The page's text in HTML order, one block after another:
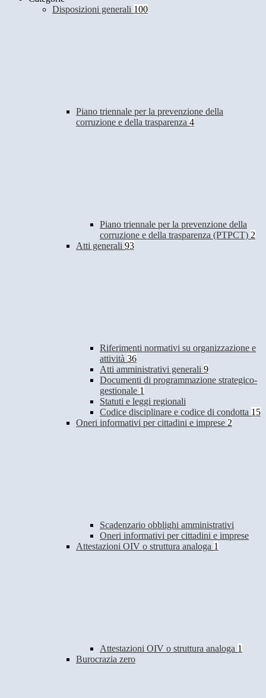
Disposizioni generali 100
Piano triennale per la prevenzione della
corruzione e della trasparenza 4
Piano triennale per la prevenzione della
corruzione e della trasparenza (PTPCT) 2
Atti generali 93
Riferimenti normativi su organizzazione e
attività 36
Atti amministrativi generali 9
Documenti di programmazione strategico-
gestionale 1
Statuti e leggi regionali
Codice disciplinare e codice di condotta 15
Oneri informativi per cittadini e imprese 2
Scadenzario obblighi amministrativi
Oneri informativi per cittadini e imprese
Attestazioni OIV o struttura analoga 1
Attestazioni OIV o struttura analoga 1
Burocrazia zero